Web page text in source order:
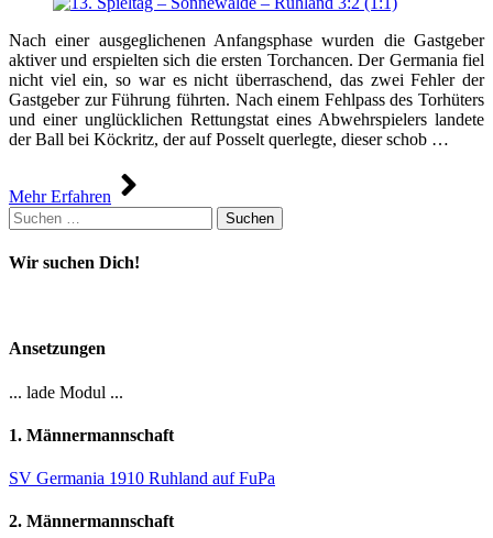
Nach einer ausgeglichenen Anfangsphase wurden die Gastgeber
aktiver und erspielten sich die ersten Torchancen. Der Germania fiel
nicht viel ein, so war es nicht überraschend, das zwei Fehler der
Gastgeber zur Führung führten. Nach einem Fehlpass des Torhüters
und einer unglücklichen Rettungstat eines Abwehrspielers landete
der Ball bei Köckritz, der auf Posselt querlegte, dieser schob …
Mehr Erfahren
Suchen
nach:
Wir suchen Dich!
Ansetzungen
... lade Modul ...
1. Männermannschaft
SV Germania 1910 Ruhland auf FuPa
2. Männermannschaft